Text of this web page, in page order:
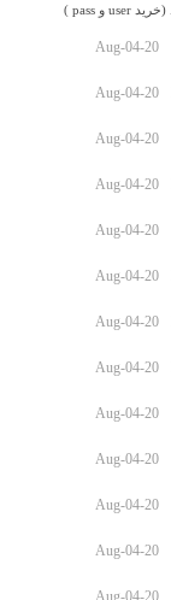
(خرید user و pass )
Aug-04-20
Aug-04-20
Aug-04-20
Aug-04-20
Aug-04-20
Aug-04-20
Aug-04-20
Aug-04-20
Aug-04-20
Aug-04-20
Aug-04-20
Aug-04-20
Aug-04-20